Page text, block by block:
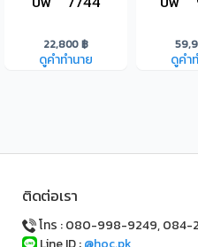
22,800 ฿
ดูคำทำนาย ดูคำ
ติดต่อเรา
โทร : 080-998-9249, 084-